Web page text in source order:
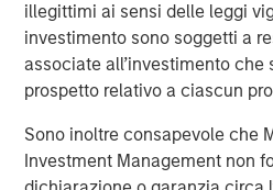
illegittimi ai sensi delle leggi
investimento sono soggetti a
associate all’investimento che
prospetto relativo a ciascun
Sono inoltre consapevole che
Investment Management non
Over the past two years,
significant capital expenditures,
maintenance and pipeline
projects have been completed
including the Elk City Storage